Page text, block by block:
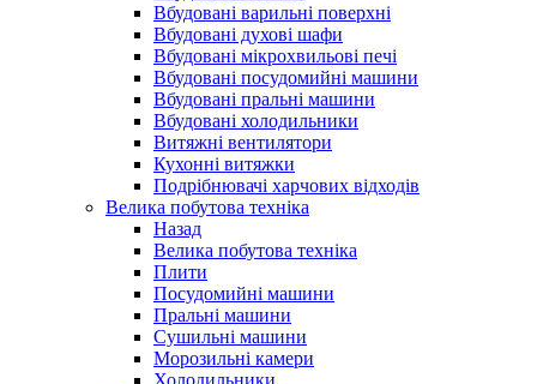
Вбудовані варильні поверхні
Вбудовані духові шафи
Вбудовані мікрохвильові печі
Вбудовані посудомийні машини
Вбудовані пральні машини
Вбудовані холодильники
Витяжні вентилятори
Кухонні витяжки
Подрібнювачі харчових відходів
Велика побутова техніка
Назад
Велика побутова техніка
Плити
Посудомийні машини
Пральні машини
Сушильні машини
Морозильні камери
Холодильники